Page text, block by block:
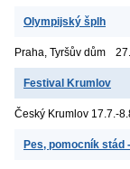
Olympijský šplh
Praha, Tyršův dům
Festival Krumlov
Český Krumlov 17.7.-
Pes, pomocník stád